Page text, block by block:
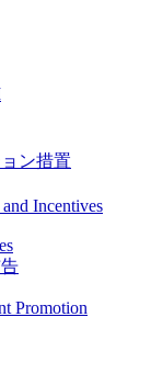
ン措置
Incentives
Promotion